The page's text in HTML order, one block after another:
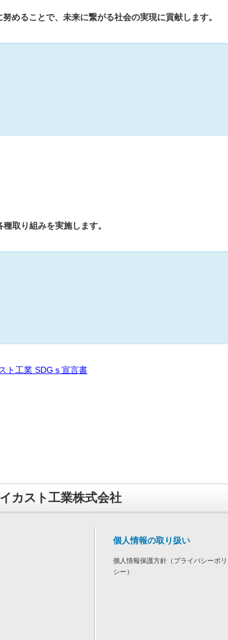
めることで、未来に繋がる社会の実現に貢献します。
取り組みを実施します。
ト工業 SDGｓ宣言書
カスト工業株式会社
個人情報の取り扱い
個人情報保護方針（プライバシーポリ
シー）